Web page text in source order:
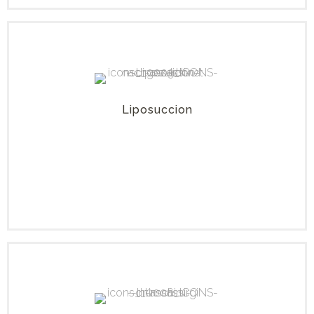
Liposuccion